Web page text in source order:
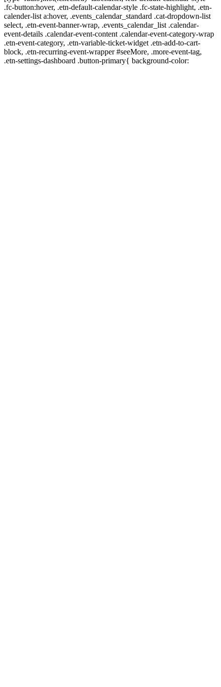
.fc-button:hover, .etn-default-calendar-style .fc-state-highlight, .etn-
calender-list a:hover, .events_calendar_standard .cat-dropdown-list
select, .etn-event-banner-wrap, .events_calendar_list .calendar-
event-details .calendar-event-content .calendar-event-category-wrap
.etn-event-category, .etn-variable-ticket-widget .etn-add-to-cart-
block, .etn-recurring-event-wrapper #seeMore, .more-event-tag,
.etn-settings-dashboard .button-primary{ background-color: